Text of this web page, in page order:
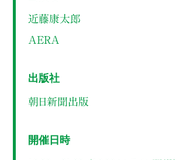
近藤康太郎
AERA
出版社
朝日新聞出版
開催日時